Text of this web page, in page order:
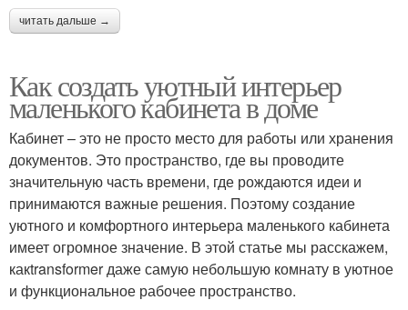
читать дальше →
Как создать уютный интерьер
маленького кабинета в доме
Кабинет – это не просто место для работы или хранения
документов. Это пространство, где вы проводите
значительную часть времени, где рождаются идеи и
принимаются важные решения. Поэтому создание
уютного и комфортного интерьера маленького кабинета
имеет огромное значение. В этой статье мы расскажем,
какtransformer даже самую небольшую комнату в уютное
и функциональное рабочее пространство.